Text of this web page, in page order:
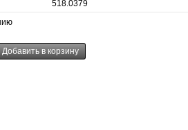
518.0379